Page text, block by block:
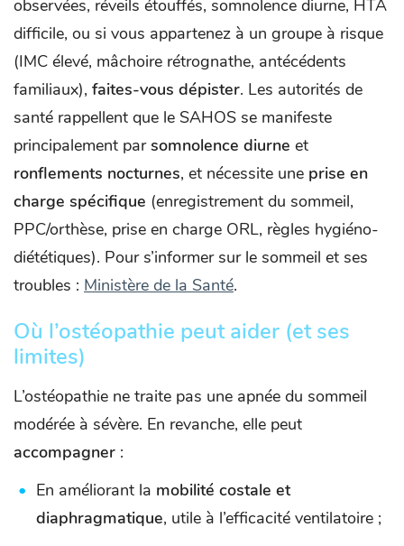
observées, réveils étouffés, somnolence diurne, HTA
difficile, ou si vous appartenez à un groupe à risque
(IMC élevé, mâchoire rétrognathe, antécédents
familiaux), faites-vous dépister. Les autorités de
santé rappellent que le SAHOS se manifeste
principalement parsomnolence diurne et
ronflements nocturnes, et nécessite une prise en
charge spécifique (enregistrement du sommeil,
PPC/orthèse, prise en charge ORL, règles hygiéno-
diététiques). Pour s’informer sur le sommeil et ses
troubles : Ministère de la Santé.
Où l’ostéopathie peut aider (et ses
limites)
L’ostéopathie ne traite pas une apnée du sommeil
modérée à sévère. En revanche, elle peut
accompagner :
En améliorant la mobilité costale et
diaphragmatique, utile à l’efficacité ventilatoire ;